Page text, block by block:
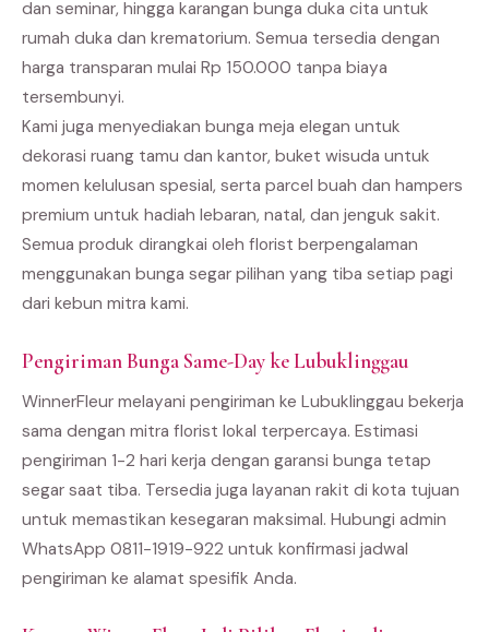
dan seminar, hingga karangan bunga duka cita untuk
rumah duka dan krematorium. Semua tersedia dengan
harga transparan mulai Rp 150.000 tanpa biaya
tersembunyi.
Kami juga menyediakan bunga meja elegan untuk
dekorasi ruang tamu dan kantor, buket wisuda untuk
momen kelulusan spesial, serta parcel buah dan hampers
premium untuk hadiah lebaran, natal, dan jenguk sakit.
Semua produk dirangkai oleh florist berpengalaman
menggunakan bunga segar pilihan yang tiba setiap pagi
dari kebun mitra kami.
Pengiriman Bunga Same-Day ke Lubuklinggau
WinnerFleur melayani pengiriman ke Lubuklinggau bekerja
sama dengan mitra florist lokal terpercaya. Estimasi
pengiriman 1-2 hari kerja dengan garansi bunga tetap
segar saat tiba. Tersedia juga layanan rakit di kota tujuan
untuk memastikan kesegaran maksimal. Hubungi admin
WhatsApp 0811-1919-922 untuk konfirmasi jadwal
pengiriman ke alamat spesifik Anda.